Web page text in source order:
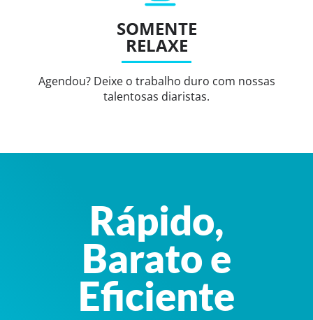
SOMENTE
RELAXE
Agendou? Deixe o trabalho duro com nossas
talentosas diaristas.
Rápido,
Barato e
Eficiente